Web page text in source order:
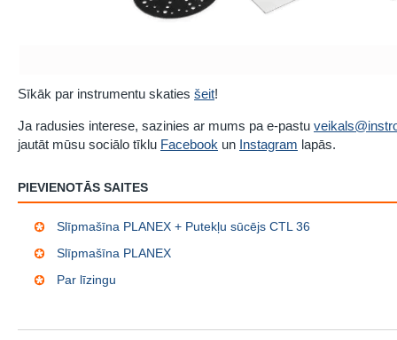
Sīkāk par instrumentu skaties šeit!
Ja radusies interese, sazinies ar mums pa e-pastu
jautāt mūsu sociālo tīklu Facebook un Instagram lapās.
PIEVIENOTĀS SAITES
Slīpmašīna PLANEX + Putekļu sūcējs CTL 36
Slīpmašīna PLANEX
Par līzingu